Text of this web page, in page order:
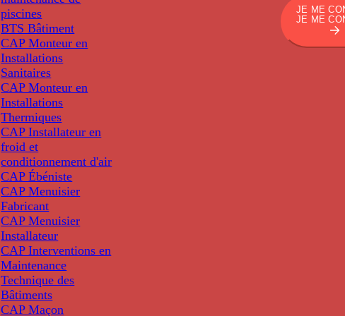
piscines
BTS Bâtiment
CAP Monteur en
Installations
Sanitaires
CAP Monteur en
Installations
Thermiques
CAP Installateur en
froid et
conditionnement d'air
CAP Ébéniste
CAP Menuisier
Fabricant
CAP Menuisier
Installateur
CAP Interventions en
Maintenance
Technique des
Bâtiments
CAP Maçon
JE ME
JE ME